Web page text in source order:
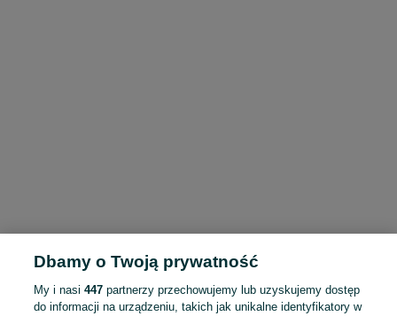
Dbamy o Twoją prywatność
My i nasi447 partnerzy przechowujemy lub uzyskujemy dostęp
do informacji na urządzeniu, takich jak unikalne identyfikatory w